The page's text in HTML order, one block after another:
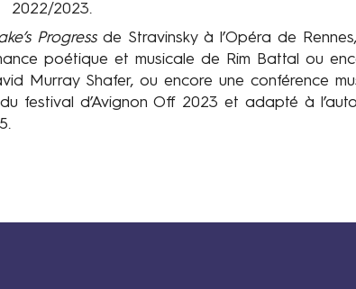
2022/2023.
Progressde Stravinsky à l’Opéra de
poétique et musicale de Rim Battal ou
Murray Shafer, ou encore une conférence
festival d’Avignon Off 2023 et adapté à